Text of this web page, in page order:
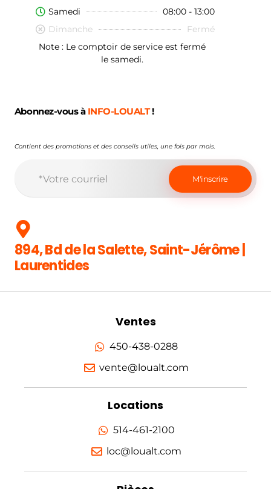
Samedi
08:00 - 13:00
Dimanche
Fermé
Note : Le comptoir de service est fermé
le samedi.
Abonnez-vous à INFO-LOUALT!
Contient des promotions et des conseils utiles, une fois par mois.
894, Bd de la Salette, Saint-Jérôme |
Laurentides
Ventes
450-438-0288
vente@loualt.com
Locations
514-461-2100
loc@loualt.com